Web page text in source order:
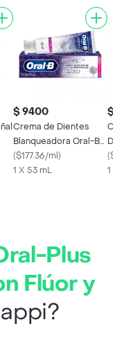
$ 9400
Crema de Dientes
Blanqueadora Oral-B
3D White Brilliant
($177.36/ml)
1 X 53 mL
$
(
1 X
Plus
Flúor y